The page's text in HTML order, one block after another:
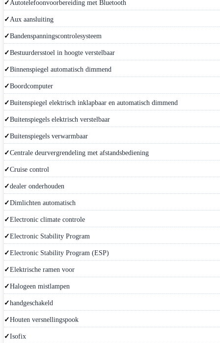
Autotelefoonvoorbereiding met Bluetooth
Aux aansluiting
Bandenspanningscontrolesysteem
Bestuurdersstoel in hoogte verstelbaar
Binnenspiegel automatisch dimmend
Boordcomputer
Buitenspiegel elektrisch inklapbaar en automatisch dimmend
Buitenspiegels elektrisch verstelbaar
Buitenspiegels verwarmbaar
Centrale deurvergrendeling met afstandsbediening
Cruise control
dealer onderhouden
Dimlichten automatisch
Electronic climate controle
Electronic Stability Program
Electronic Stability Program (ESP)
Elektrische ramen voor
Halogeen mistlampen
handgeschakeld
Houten versnellingspook
Isofix